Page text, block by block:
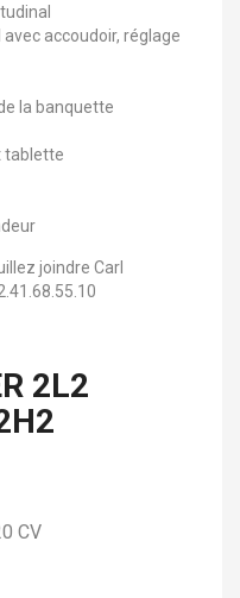
accoudoir, réglage
la banquette
tablette
joindre Carl
2L2
CV